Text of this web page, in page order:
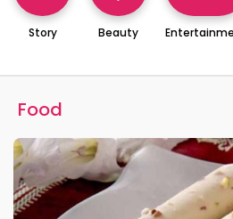
Story Beauty
Food